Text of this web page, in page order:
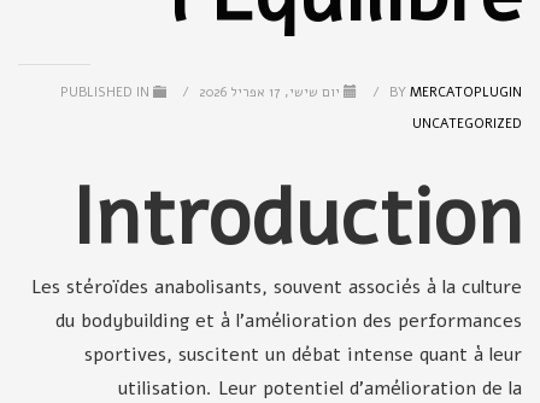
BY MERCATOPLUGIN
/ יום שישי, 17 אפריל 2026 /
UNCATEGORIZED
Introduction
Les stéroïdes anabolisants, souvent associés à la culture
du bodybuilding et à l'amélioration des performances
sportives, suscitent un débat intense quant à leur
utilisation. Leur potentiel d'amélioration de la